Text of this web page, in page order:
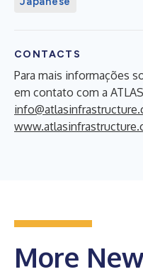
CONTACTS
Para mais informações
em contato com a
More